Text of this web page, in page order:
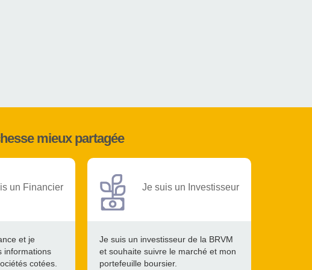
mieux partagée
un Financier
et je
informations
cotées.
Je suis un Investisseur
Je suis un investisseur de la BRVM
et souhaite suivre le marché et mon
portefeuille boursier.